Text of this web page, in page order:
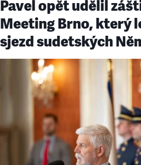
Pavel opět udělil
Meeting Brno, který
sjezd sudetských